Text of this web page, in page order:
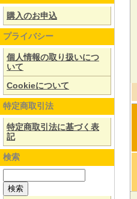
購入のお申込
プライバシー
個人情報の取り扱いにつ
いて
Cookieについて
特定商取引法
特定商取引法に基づく表
記
検索